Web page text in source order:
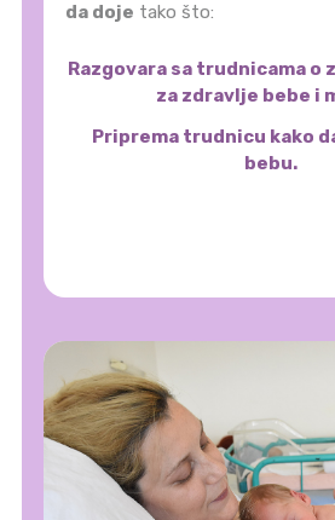
da doje tako što:
Razgovara sa trudnicama o
za zdravlje bebe i
Priprema trudnicu kako
bebu.